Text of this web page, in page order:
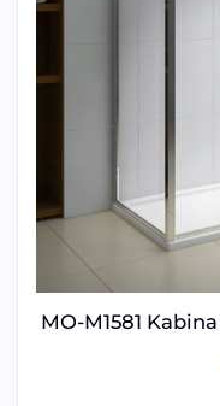
MO-M1581